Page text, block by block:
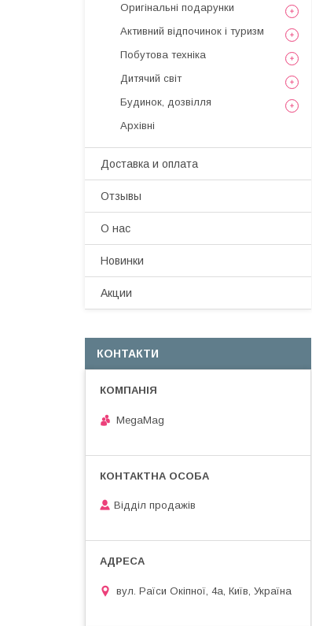
Оригінальні подарунки
Активний відпочинок і туризм
Побутова техніка
Дитячий світ
Будинок, дозвілля
Архівні
Доставка и оплата
Отзывы
О нас
Новинки
Акции
КОНТАКТИ
MegaMag
Відділ продажів
вул. Раїси Окіпної, 4а, Київ, Україна